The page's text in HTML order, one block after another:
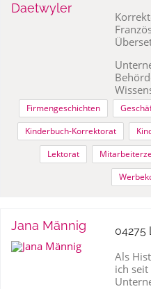
Daetwyler
Firmengeschichten
Kinderbuch-Korrektorat
Lektorat
Jana Männig 04275
Als
ich seit